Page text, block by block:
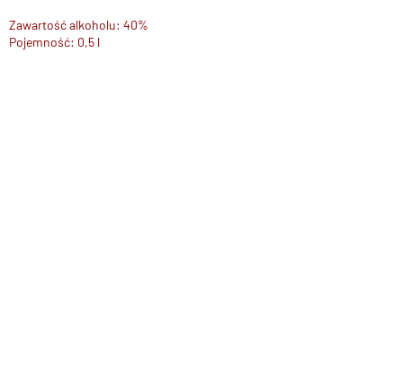
Zawartość alkoholu: 40%
Pojemność: 0,5 l